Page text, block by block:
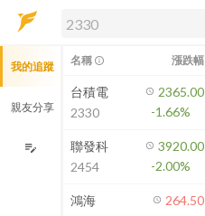
解鎖即時行情及進階功能
方案」，即可解鎖以下功能：
即時行情
即時市況與排行
成交金額熱力圖
前往方案訂閱
如何綁定合作券商
我的追蹤
親友分享
edit_note
名稱 info_outline 漲跌幅
台積電
2330
2365.00
-1.66%
聯發科
2454
3920.00
-2.00%
鴻海
264.50